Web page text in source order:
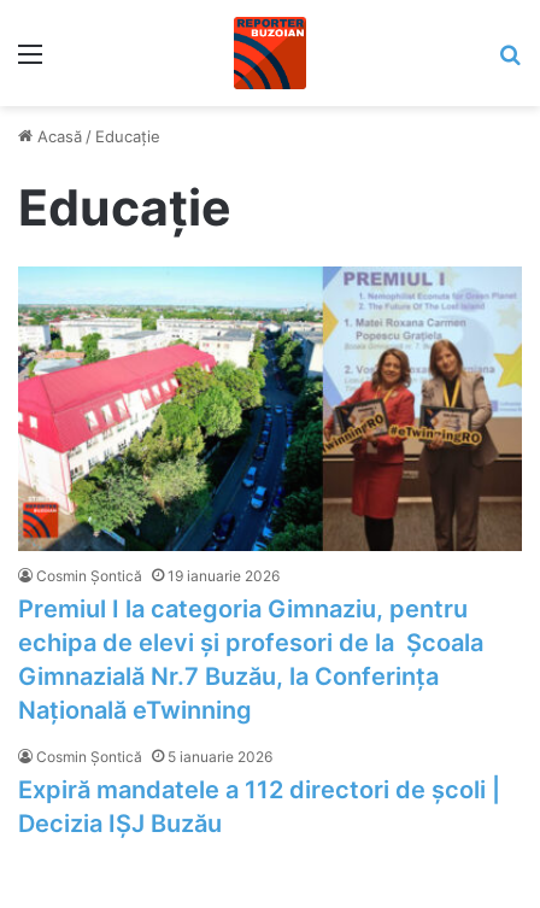
Acasă / Educaţie
Educaţie
Cosmin Șontică 19 ianuarie 2026
Premiul I la categoria Gimnaziu, pentru
echipa de elevi și profesori de la Școala
Gimnazială Nr.7 Buzău, la Conferința
Națională eTwinning
Cosmin Șontică 5 ianuarie 2026
Expiră mandatele a 112 directori de școli |
Decizia IȘJ Buzău